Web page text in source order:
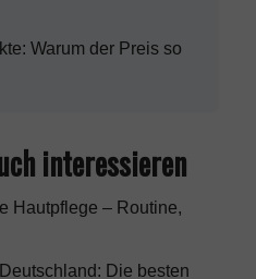
Warum der Preis so
interessieren
Hautpflege – Routine,
Die besten